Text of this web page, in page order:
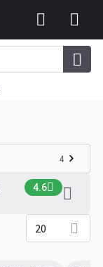
4
4.6
20